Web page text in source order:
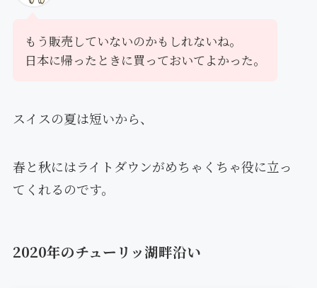
もう販売していないのかもしれないね。
日本に帰ったときに買っておいてよかった。
スイスの夏は短いから、
春と秋にはライトダウンがめちゃくちゃ役に立っ
てくれるのです。
2020年のチューリッ湖畔沿い